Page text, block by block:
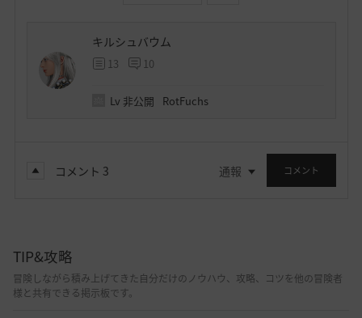
キルシュバウム
13 10
Lv 非公開 RotFuchs
コメント 3 通報 コメント
TIP&攻略
冒険しながら積み上げてきた自分だけのノウハウ、攻略、コツを他の冒険者
様と共有できる掲示板です。